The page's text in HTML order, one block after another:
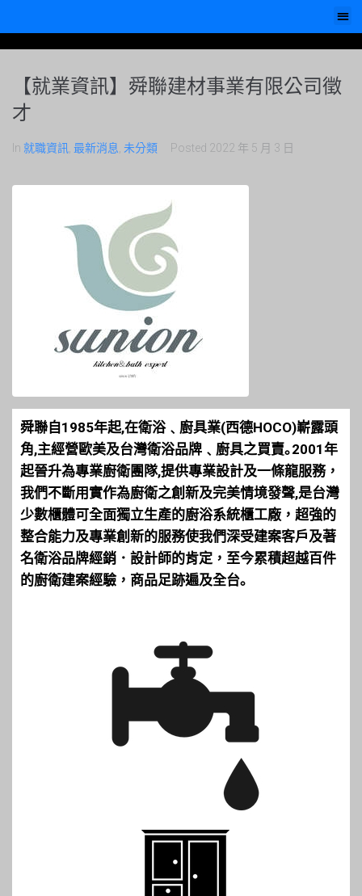
【就業資訊】舜聯建材事業有限公司徵
才
In 就職資訊 最新消息 未分類 Posted 2022 年 5 月 3 日
舜聯自1985年起,在衛浴﹑廚具業(西德HOCO)嶄露頭
角,主經營歐美及台灣衛浴品牌﹑廚具之買賣｡2001年
起晉升為專業廚衛團隊,提供專業設計及一條龍服務，
我們不斷用實作為廚衛之創新及完美情境發聲,是台灣
少數櫃體可全面獨立生產的廚浴系統櫃工廠，超強的
整合能力及專業創新的服務使我們深受建案客戶及著
名衛浴品牌經銷．設計師的肯定，至今累積超越百件
的廚衛建案經驗，商品足跡遍及全台｡